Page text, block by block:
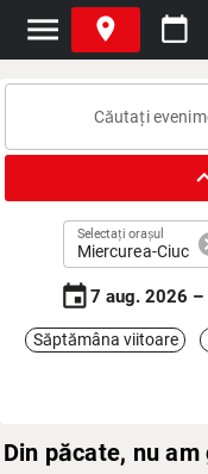
menu place calendar_today
Selectați orașul
Miercurea-Ciuc
event7 aug. 2026
Săptămâna viitoare
Din păcate, nu